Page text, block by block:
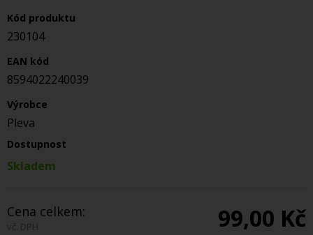
Kód produktu
230104
EAN kód
8594022240039
Výrobce
Pleva
Dostupnost
Skladem
Cena celkem:
vč. DPH 99,00 Kč